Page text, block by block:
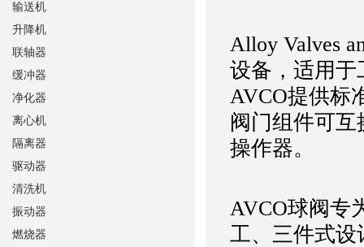
Alloy Valves
设备，适用于
AVCO提供标
阀门组件可
操作器。
AVCO球阀专
工、三件式设
输送机
升降机
联轴器
缓冲器
净化器
离心机
隔离器
驱动器
清洗机
振动器
燃烧器